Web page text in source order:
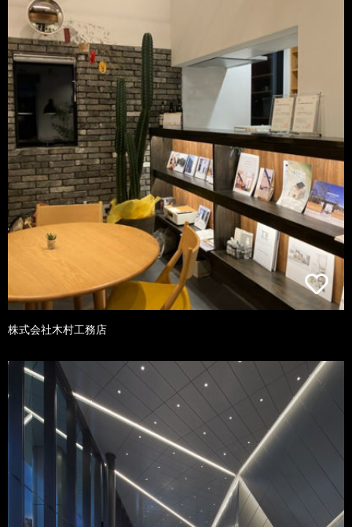
株式会社木村工務店